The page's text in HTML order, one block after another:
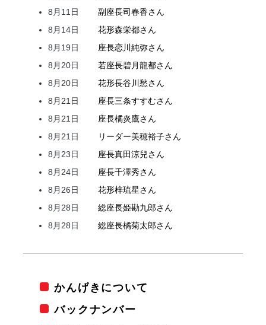
8月11日
副座長司春香さん
8月14日
花形森栄都さん
8月19日
座長恋川純弥さん
8月20日
若座長碧月龍都さん
8月20日
花形長谷川愁さん
8月21日
座長三条すすむさん
8月21日
座長橘炎鷹さん
8月21日
リーダー美穂裕子さん
8月23日
座長真田涼兒さん
8月24日
座長千澤秀さん
8月26日
花形梓琉星さん
8月28日
総座長姫勘九郎さん
8月28日
総座長橘菊太郎さん
かんげきについて
バックナンバー